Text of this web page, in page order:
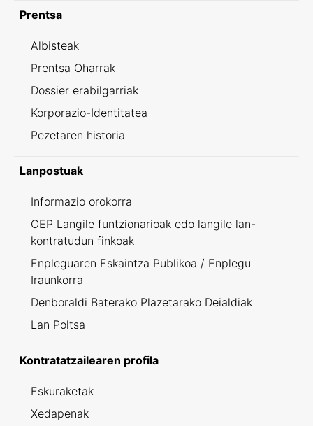
Prentsa
Albisteak
Prentsa Oharrak
Dossier erabilgarriak
Korporazio-Identitatea
Pezetaren historia
Lanpostuak
Informazio orokorra
OEP Langile funtzionarioak edo langile lan-
kontratudun finkoak
Enpleguaren Eskaintza Publikoa / Enplegu
Iraunkorra
Denboraldi Baterako Plazetarako Deialdiak
Lan Poltsa
Kontratatzailearen profila
Eskuraketak
Xedapenak